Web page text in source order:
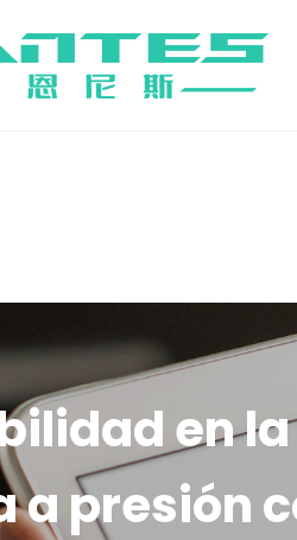
en
a presión